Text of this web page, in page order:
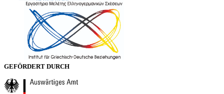
GEFÖRDERT DURCH